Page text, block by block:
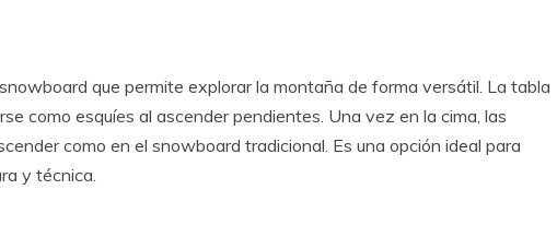
que permite explorar la montaña de forma versátil. La tabla
como esquíes al ascender pendientes. Una vez en la cima, las
como en el snowboard tradicional. Es una opción ideal para
y técnica.